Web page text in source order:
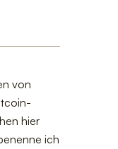
von
hier
ich